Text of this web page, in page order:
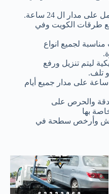
مدار ال 24 ساعة.
طرقات الكويت وفي
لجميع انواع
ليتم تنزيل ورفع
تلف.
خدمة ونشات الكويت تعمل 24 ساعة على مدار جميع أيام
والحرص على
بها
ونش وأرخص سطحة في